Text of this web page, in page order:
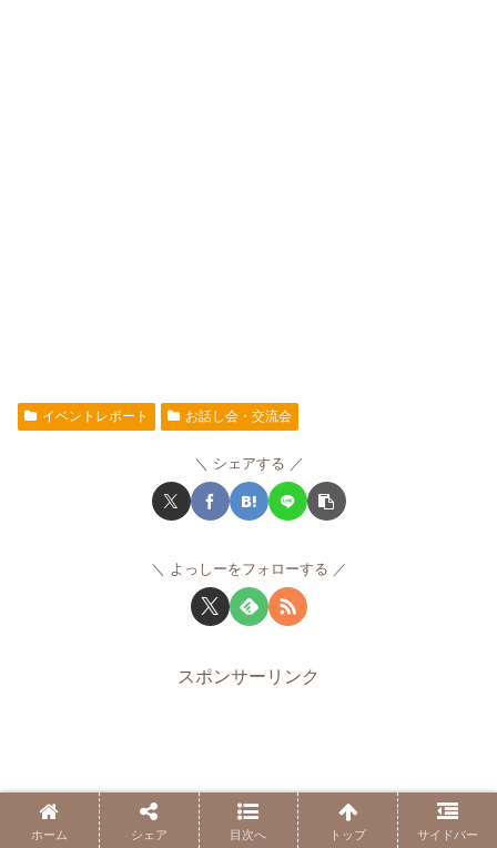
イベントレポート お話し会・交流会
シェアする
よっしーをフォローする
スポンサーリンク
ホーム シェア 目次へ トップ サイドバー